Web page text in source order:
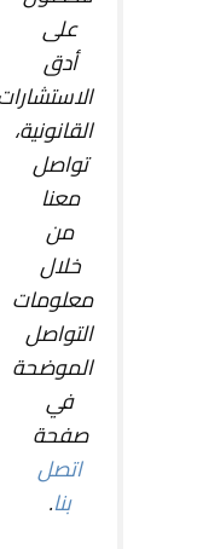
على
أدق
القانونية،
تواصل
معنا
من
خلال
معلومات
التواصل
الموضحة
في
صفحة
اتصل
بنا.